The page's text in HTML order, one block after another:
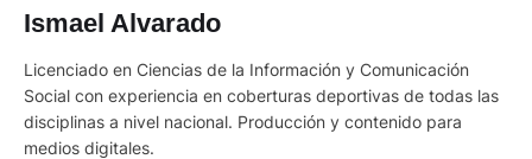
Ismael Alvarado
Licenciado en Ciencias de la Información y Comunicación
Social con experiencia en coberturas deportivas de todas las
disciplinas a nivel nacional. Producción y contenido para
medios digitales.